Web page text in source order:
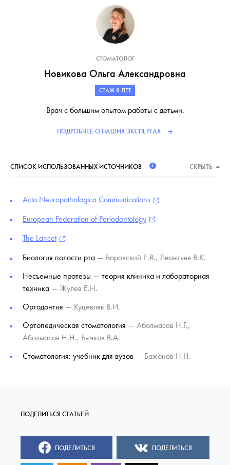
СТОМАТОЛОГ
Новикова Ольга Александровна
СТАЖ 8 ЛЕТ
Врач с большим опытом работы с детьми.
ПОДРОБНЕЕ О НАШИХ ЭКСПЕРТАХ
СПИСОК ИСПОЛЬЗОВАННЫХ ИСТОЧНИКОВ СКРЫТЬ
Acta Neuropathologica Communications
European Federation of Periodontology
The Lancet
Биология полости рта — Боровский Е.В., Леонтьев В.К.
Несъемные протезы — теория клиника и лабораторная
техника — Жулев Е.Н.
Ортодонтия — Куцевляк В.И.
Ортопедическая стоматология — Аболмасов Н.Г.,
Аболмасов Н.Н., Бычков В.А.
Стоматология: учебник для вузов — Бажанов Н.Н.
ПОДЕЛИТЬСЯ ПОДЕЛИТЬСЯ